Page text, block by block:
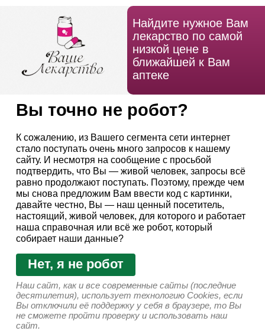
Найдите нужное Вам
лекарство по самой
низкой цене в
ближайшей к Вам
аптеке
Вы точно не робот?
К сожалению, из Вашего сегмента сети интернет
стало поступать очень много запросов к нашему
сайту. И несмотря на сообщение с просьбой
подтвердить, что Вы — живой человек, запросы всё
равно продолжают поступать. Поэтому, прежде чем
мы снова предложим Вам ввести код с картинки,
давайте честно, Вы — наш ценный посетитель,
настоящий, живой человек, для которого и работает
наша справочная или всё же робот, который
собирает наши данные?
Нет, я не робот
Наш сайт, как и все современные сайты (последние
десятилетия), использует технологию Cookies, если
Вы отключили её поддержку у себя в браузере, то Вы
не сможете пройти проверку и использовать наш
сайт.